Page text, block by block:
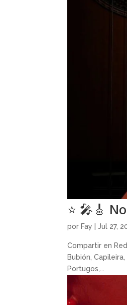
⭐️ 🎤🎸
por Fay |Jul 27,
Compartir en
Bubión,
Portugos,...